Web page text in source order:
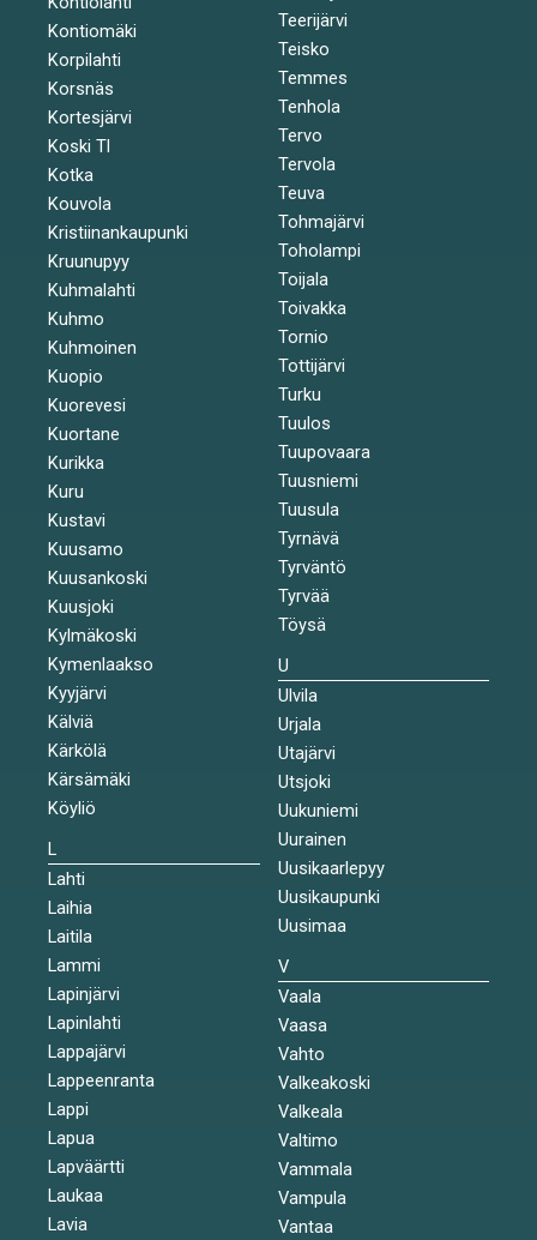
Kontiomäki
Korpilahti
Korsnäs
Kortesjärvi
Koski Tl
Kotka
Kouvola
Kristiinankaupunki
Kruunupyy
Kuhmalahti
Kuhmo
Kuhmoinen
Kuopio
Kuorevesi
Kuortane
Kurikka
Kuru
Kustavi
Kuusamo
Kuusankoski
Kuusjoki
Kylmäkoski
Kymenlaakso
Kyyjärvi
Kälviä
Kärkölä
Kärsämäki
Köyliö
L
Lahti
Laihia
Laitila
Lammi
Lapinjärvi
Lapinlahti
Lappajärvi
Lappeenranta
Lappi
Lapua
Lapväärtti
Laukaa
Lavia
Teerijärvi
Teisko
Temmes
Tenhola
Tervo
Tervola
Teuva
Tohmajärvi
Toholampi
Toijala
Toivakka
Tornio
Tottijärvi
Turku
Tuulos
Tuupovaara
Tuusniemi
Tuusula
Tyrnävä
Tyrväntö
Tyrvää
Töysä
U
Ulvila
Urjala
Utajärvi
Utsjoki
Uukuniemi
Uurainen
Uusikaarlepyy
Uusikaupunki
Uusimaa
V
Vaala
Vaasa
Vahto
Valkeakoski
Valkeala
Valtimo
Vammala
Vampula
Vantaa